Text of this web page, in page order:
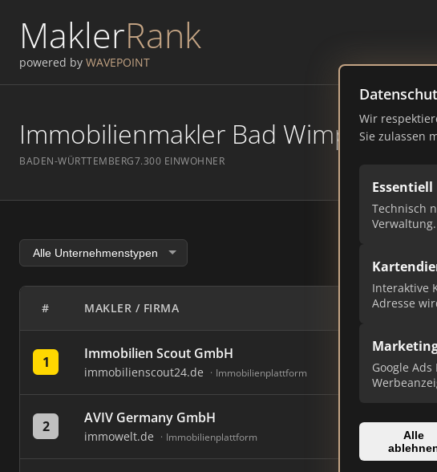
MaklerRank
powered by WAVEPOINT
Wir
Sie zulassen
Essentiell
Technisch
Verwaltung.
Interaktive
Adresse
Google
Alle
Immobilienmakler Bad Wimpfen –
BADEN-WÜRTTEMBERG7.300 EINWOHNER
# MAKLER / FIRMA
1 Immobilien Scout GmbH
immobilienscout24.de Immobilienplattform
2 AVIV Germany GmbH
immowelt.de Immobilienplattform